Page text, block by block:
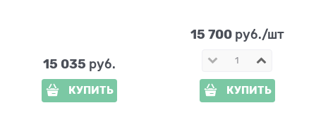
15 035 руб.
КУПИТЬ
15 700 руб./шт
КУПИТЬ